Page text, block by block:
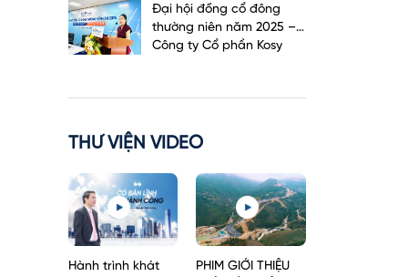
Đại hội đồng cổ đông
thường niên năm 2025 –
Công ty Cổ phần Kosy
THƯ VIỆN VIDEO
Hành trình khát
PHIM GIỚI THIỆU